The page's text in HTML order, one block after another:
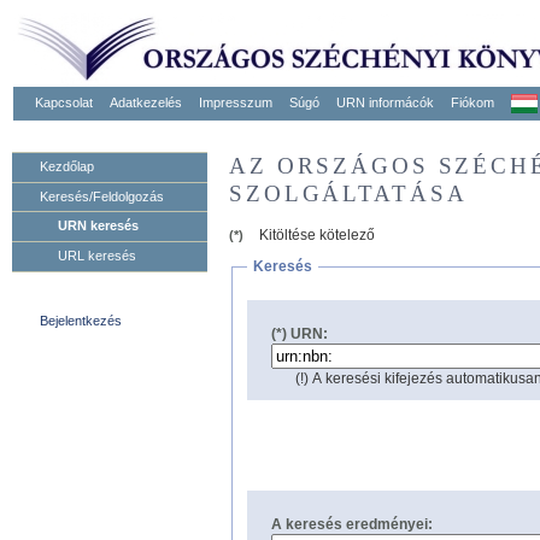
Kapcsolat Adatkezelés Impresszum Súgó URN informácók Fiókom
Kezdőlap
Keresés/Feldolgozás
URN keresés
URL keresés
Bejelentkezés
AZ ORSZÁGOS
SZOLGÁLTATÁSA
(*)
Kitöltése kötelező
Keresés
(*) URN:
(!) A keresési kifejezés
A keresés eredményei: